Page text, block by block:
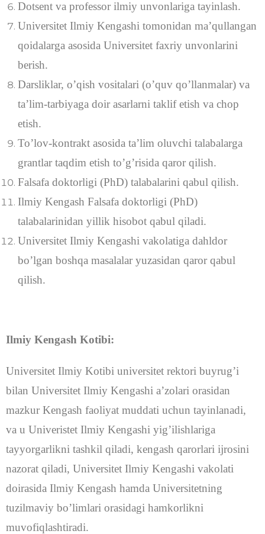
Dotsent va professor ilmiy unvonlariga tayinlash.
Universitet Ilmiy Kengashi tomonidan ma’qullangan
qoidalarga asosida Universitet faxriy unvonlarini
berish.
Darsliklar, o’qish vositalari (o’quv qo’llanmalar) va
ta’lim-tarbiyaga doir asarlarni taklif etish va chop
etish.
To’lov-kontrakt asosida ta’lim oluvchi talabalarga
grantlar taqdim etish to’g’risida qaror qilish.
Falsafa doktorligi (PhD) talabalarini qabul qilish.
Ilmiy Kengash Falsafa doktorligi (PhD)
talabalarinidan yillik hisobot qabul qiladi.
Universitet Ilmiy Kengashi vakolatiga dahldor
bo’lgan boshqa masalalar yuzasidan qaror qabul
qilish.
Ilmiy Kengash Kotibi:
Universitet Ilmiy Kotibi universitet rektori buyrug’i
bilan Universitet Ilmiy Kengashi a’zolari orasidan
mazkur Kengash faoliyat muddati uchun tayinlanadi,
va u Univeristet Ilmiy Kengashi yig’ilishlariga
tayyorgarlikni tashkil qiladi, kengash qarorlari ijrosini
nazorat qiladi, Universitet Ilmiy Kengashi vakolati
doirasida Ilmiy Kengash hamda Universitetning
tuzilmaviy bo’limlari orasidagi hamkorlikni
muvofiqlashtiradi.